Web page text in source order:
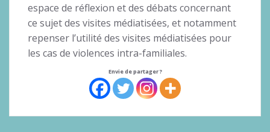
espace de réflexion et des débats concernant
ce sujet des visites médiatisées, et notamment
repenser l’utilité des visites médiatisées pour
les cas de violences intra-familiales.
Envie de partager ?